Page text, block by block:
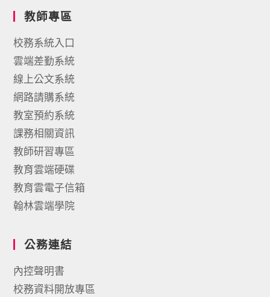
教師專區
校務系統入口
雲端差勤系統
線上公文系統
網路請購系統
教室預約系統
課務相關資訊
教師研習專區
教育雲端硬碟
教育雲電子信箱
翰林雲端學院
公務連結
內控聲明書
校務資料開放專區